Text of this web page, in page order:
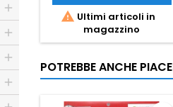
 Ultimi articoli in
magazzino
POTREBBE ANCHE